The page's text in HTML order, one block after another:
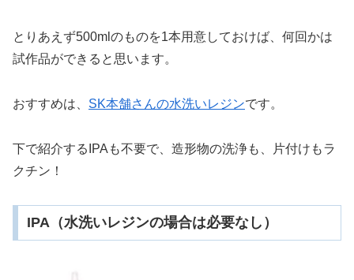
とりあえず500mlのものを1本用意しておけば、何回かは
試作品ができると思います。
おすすめは、 SK本舗さんの水洗いレジンです。
下で紹介するIPAも不要で、造形物の洗浄も、片付けもラ
クチン！
IPA（水洗いレジンの場合は必要なし）